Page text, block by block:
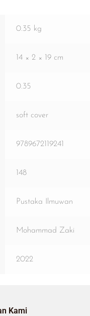
0.35 kg
14 × 2 × 19 cm
0.35
soft cover
9789672119241
148
Pustaka Ilmuwan
Mohammad Zaki
2022
Kami